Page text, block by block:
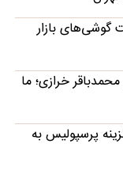
بازار
خرازی؛ ما
پرسپولیس به